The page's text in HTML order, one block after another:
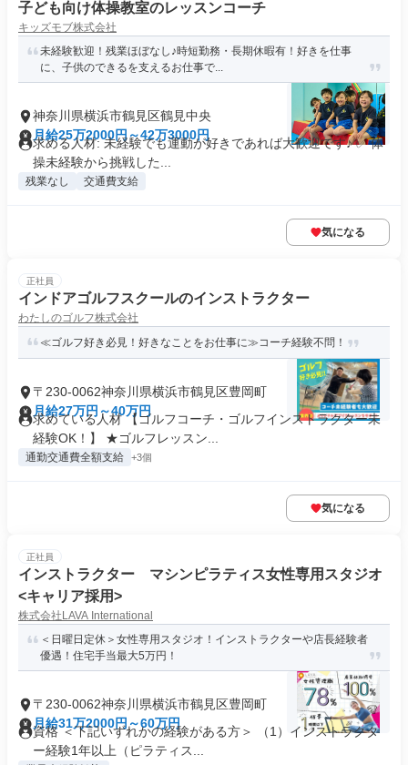
子ども向け体操教室のレッスンコーチ
キッズモブ株式会社
未経験歓迎！残業ほぼなし♪時短勤務・長期休暇有！好きを仕事
に、子供のできるを支えるお仕事で...
神奈川県横浜市鶴見区鶴見中央
月給25万2000円～42万3000円
求める人材: 未経験でも運動が好きであれば大歓迎です♪ ✅ 体
操未経験から挑戦した...
残業なし 交通費支給
気になる
正社員
インドアゴルフスクールのインストラクター
わたしのゴルフ株式会社
≪ゴルフ好き必見！好きなことをお仕事に≫コーチ経験不問！
〒230-0062神奈川県横浜市鶴見区豊岡町
月給27万円～40万円
求めている人材 【ゴルフコーチ・ゴルフインストラクター未
経験OK！】 ★ゴルフレッスン...
通勤交通費全額支給 +3個
気になる
正社員
インストラクター マシンピラティス女性専用スタジオ
<キャリア採用>
株式会社LAVA International
＜日曜日定休＞女性専用スタジオ！インストラクターや店長経験者
優遇！住宅手当最大5万円！
〒230-0062神奈川県横浜市鶴見区豊岡町
月給31万2000円～60万円
資格 ＜下記いずれかの経験がある方＞ （1）インストラクタ
ー経験1年以上（ピラティス...